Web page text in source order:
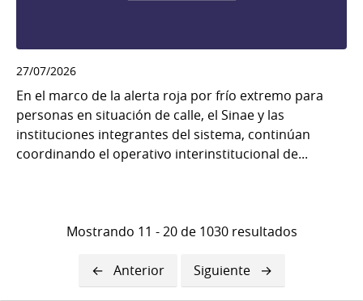
27/07/2026
En el marco de la alerta roja por frío extremo para
personas en situación de calle, el Sinae y las
instituciones integrantes del sistema, continúan
coordinando el operativo interinstitucional de...
Mostrando 11 - 20 de 1030 resultados
Página
anterior
Anterior
Siguiente
página
Siguiente